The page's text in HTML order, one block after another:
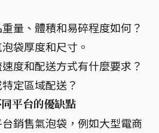
量、體積和易碎程度如何？
袋厚度和尺寸。
度和配送方式有什麼要求？
定區域配送？
平台的優缺點
銷售氣泡袋，例如大型電商